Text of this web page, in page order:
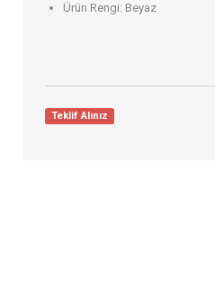
Ürün Rengi: Beyaz
Teklif Alınız